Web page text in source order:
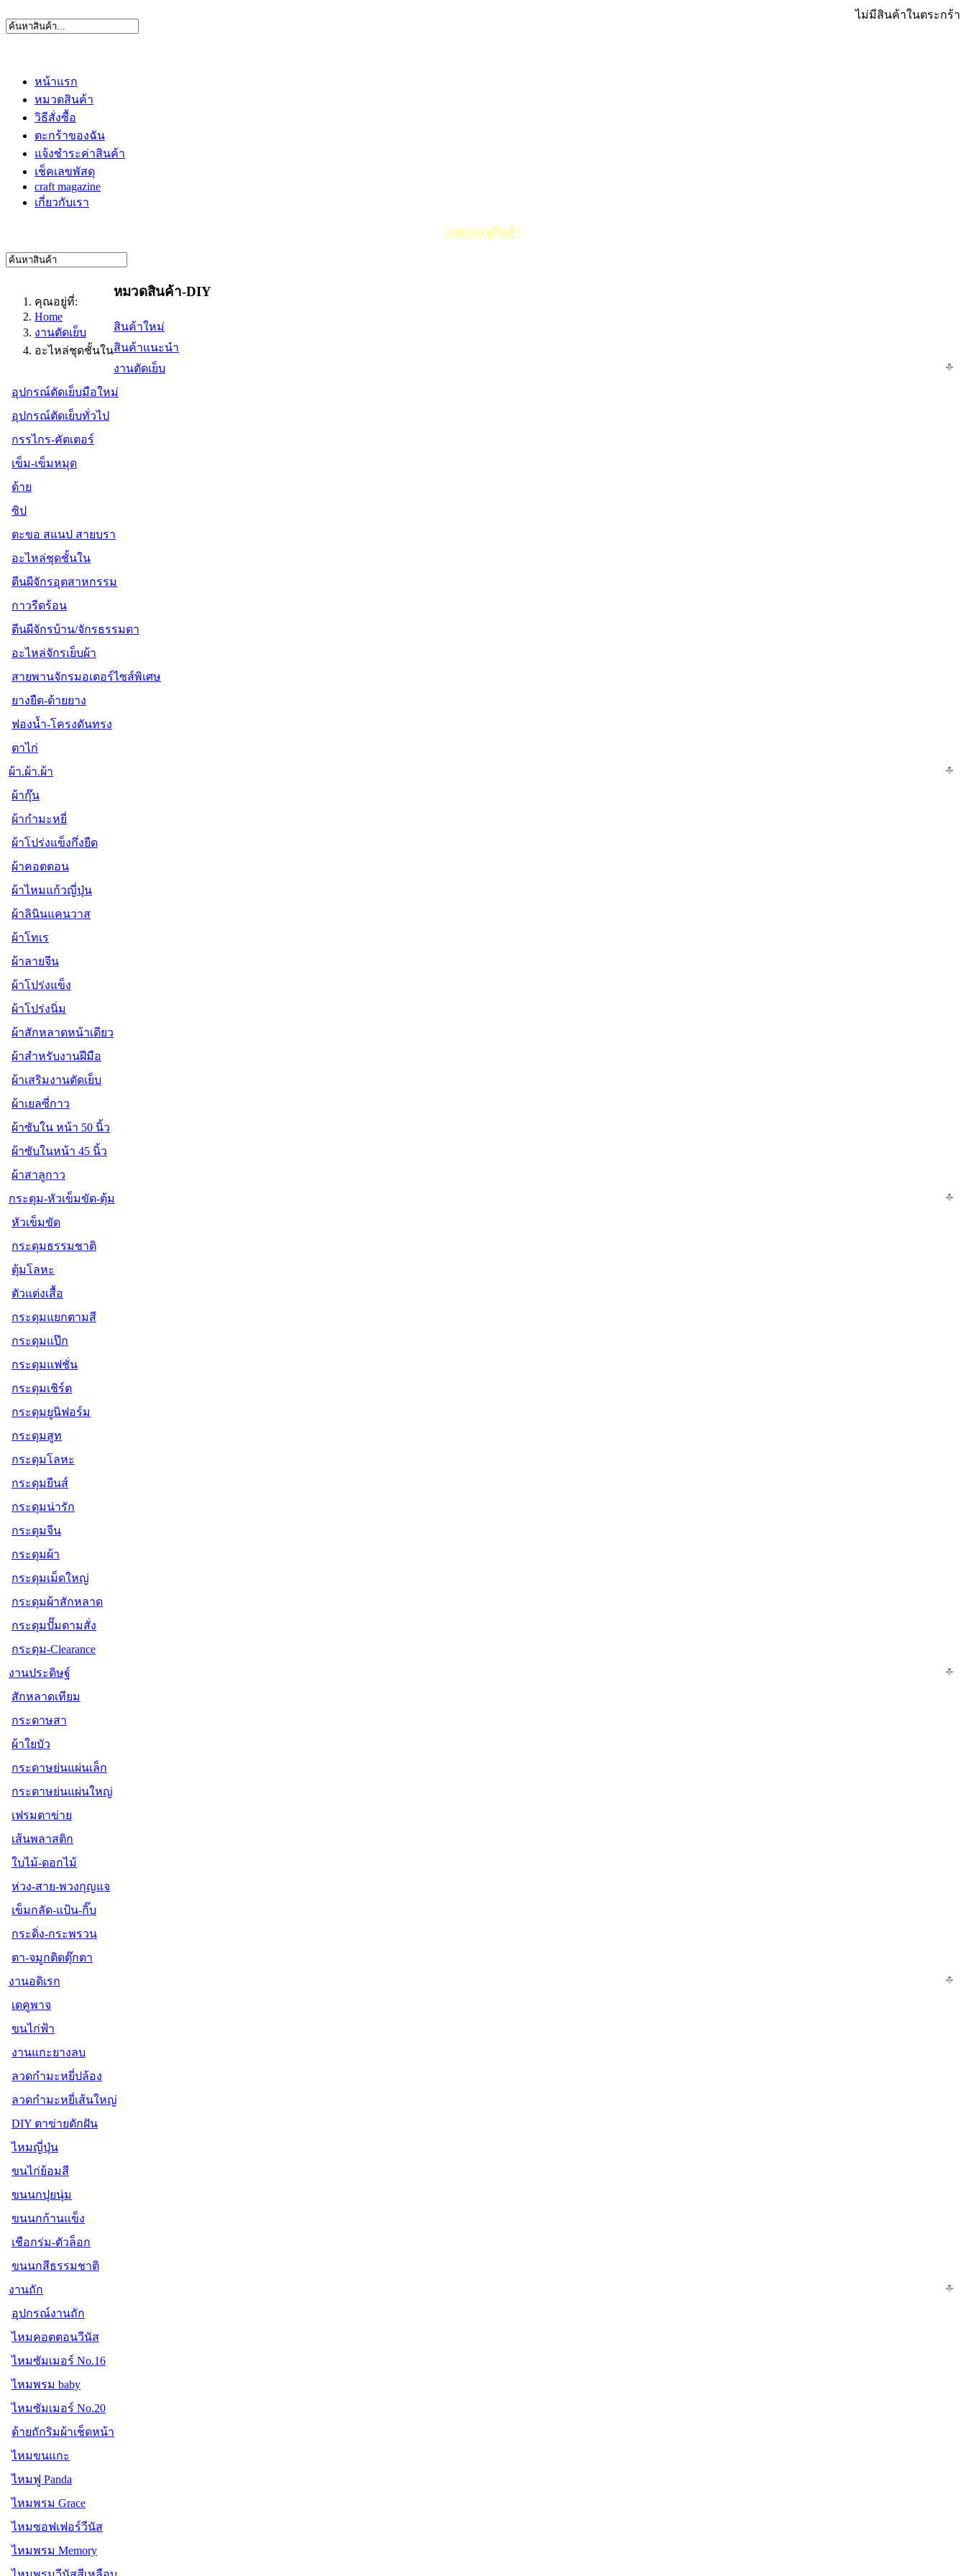
ไม่มีสินค้าในตระกร้า
หน้าแรก
หมวดสินค้า
วิธีสั่งซื้อ
ตะกร้าของฉัน
แจ้งชำระค่าสินค้า
เช็คเลขพัสดุ
craft magazine
เกี่ยวกับเรา
แสดงเมนูสินค้า
คุณอยู่ที่:
Home
งานตัดเย็บ
อะไหล่ชุดชั้นใน
หมวดสินค้า-DIY
สินค้าใหม่
สินค้าแนะนำ
งานตัดเย็บ
อุปกรณ์ตัดเย็บมือใหม่
อุปกรณ์ตัดเย็บทั่วไป
กรรไกร-คัตเตอร์
เข็ม-เข็มหมุด
ด้าย
ซิป
ตะขอ สแนป สายบรา
อะไหล่ชุดชั้นใน
ตีนผีจักรอุตสาหกรรม
กาวรีดร้อน
ตีนผีจักรบ้าน/จักรธรรมดา
อะไหล่จักรเย็บผ้า
สายพานจักรมอเตอร์ไซส์พิเศษ
ยางยืด-ด้ายยาง
ฟองน้ำ-โครงดันทรง
ตาไก่
ผ้า.ผ้า.ผ้า
ผ้ากุ๊น
ผ้ากำมะหยี่
ผ้าโปร่งแข็งกึ่งยืด
ผ้าคอตตอน
ผ้าไหมแก้วญี่ปุ่น
ผ้าลินินแคนวาส
ผ้าโทเร
ผ้าลายจีน
ผ้าโปร่งแข็ง
ผ้าโปร่งนิ่ม
ผ้าสักหลาดหน้าเดียว
ผ้าสำหรับงานฝีมือ
ผ้าเสริมงานตัดเย็บ
ผ้าเยลซี่กาว
ผ้าซับใน หน้า 50 นิ้ว
ผ้าซับในหน้า 45 นิ้ว
ผ้าสาลูกาว
กระดุม-หัวเข็มขัด-ตุ้ม
หัวเข็มขัด
กระดุมธรรมชาติ
ตุ้มโลหะ
ตัวแต่งเสื้อ
กระดุมแยกตามสี
กระดุมแป๊ก
กระดุมแฟชั่น
กระดุมเชิร์ต
กระดุมยูนิฟอร์ม
กระดุมสูท
กระดุมโลหะ
กระดุมยีนส์
กระดุมน่ารัก
กระดุมจีน
กระดุมผ้า
กระดุมเม็ดใหญ่
กระดุมผ้าสักหลาด
กระดุมปั๊มตามสั่ง
กระดุม-Clearance
งานประดิษฐ์
สักหลาดเทียม
กระดาษสา
ผ้าใยบัว
กระดาษย่นแผ่นเล็ก
กระดาษย่นแผ่นใหญ่
เฟรมตาข่าย
เส้นพลาสติก
ใบไม้-ดอกไม้
ห่วง-สาย-พวงกุญแจ
เข็มกลัด-แป้น-กิ๊บ
กระดิ่ง-กระพรวน
ตา-จมูกติดตุ๊กตา
งานอดิเรก
เดคูพาจ
ขนไก่ฟ้า
งานแกะยางลบ
ลวดกำมะหยี่ปล้อง
ลวดกำมะหยี่เส้นใหญ่
DIY ตาข่ายดักฝัน
ไหมญี่ปุ่น
ขนไก่ย้อมสี
ขนนกปุยนุ่ม
ขนนกก้านแข็ง
เชือกร่ม-ตัวล็อก
ขนนกสีธรรมชาติ
งานถัก
อุปกรณ์งานถัก
ไหมคอตตอนวีนัส
ไหมซัมเมอร์ No.16
ไหมพรม baby
ไหมซัมเมอร์ No.20
ด้ายถักริมผ้าเช็ดหน้า
ไหมขนแกะ
ไหมฟู Panda
ไหมพรม Grace
ไหมซอฟเฟอร์วีนัส
ไหมพรม Memory